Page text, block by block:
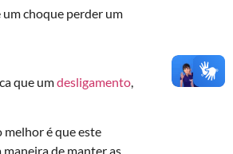
um choque perder um
que umdesligamento,
melhor é que este
de manter as